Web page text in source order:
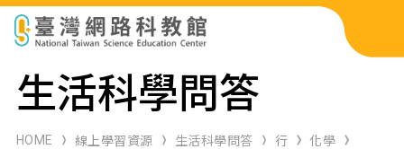
科展作品檢索
科學研習月刊
生活科學問答
HOME 線上學習資源 生活科學問答 行
化學